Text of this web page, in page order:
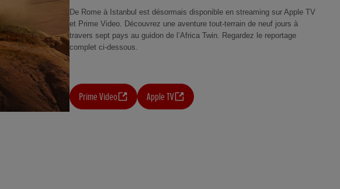
De Rome à Istanbul est désormais disponible en streaming sur Apple TV
et Prime Video. Découvrez une aventure tout-terrain de neuf jours à
travers sept pays au guidon de l’Africa Twin. Regardez le reportage
complet ci-dessous.
Prime Video Apple TV